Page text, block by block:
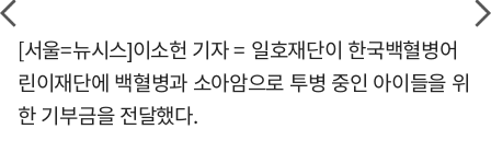
[서울=뉴시스]이소헌 기자 = 일호재단이 한국백혈병어
린이재단에 백혈병과 소아암으로 투병 중인 아이들을 위
한 기부금을 전달했다.